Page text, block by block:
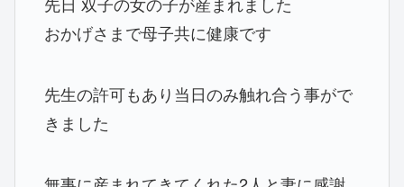
おかげさまで母子共に健康です
先生の許可もあり当日のみ触れ合う事がで
きました